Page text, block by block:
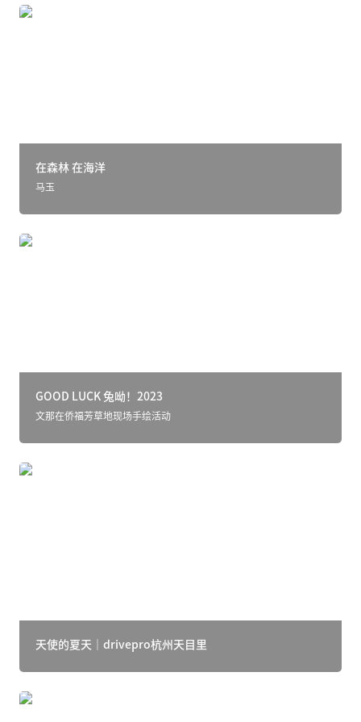
在森林 在海洋
在森林 在海洋
马玉
GOOD LUCK 兔呦！2023
GOOD LUCK 兔呦！2023
文那在侨福芳草地现场手绘活动
天使的夏天｜drivepro杭州天目里
天使的夏天｜drivepro杭州天目里
稀奇，基因是艺术